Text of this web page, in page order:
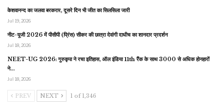
केशवानन्द का जलवा बरकरार, दूसरे दिन भी जीत का सिलसिला जारी
Jul 19, 2026
नीट-यूजी 2026 में पीसीपी (प्रिंस) सीकर की छात्रा देवांगी दाधीच का शानदार प्रदर्शन
Jul 18, 2026
NEET-UG 2026: गुरुकृपा ने रचा इतिहास, ऑल इंडिया 11th रैंक के साथ 3000 से अधिक होनहारों
ने…
Jul 18, 2026
PREV NEXT 1 of 1,346